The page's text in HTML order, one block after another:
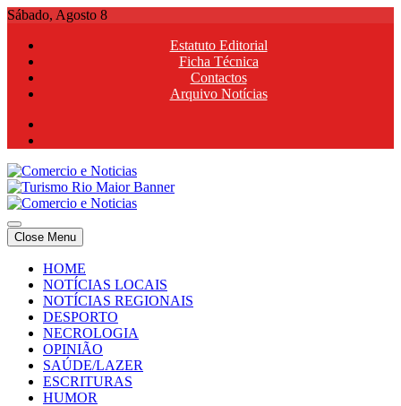
Skip
content
Sábado, Agosto 8
Estatuto Editorial
Ficha Técnica
Contactos
Arquivo Notícias
Comercio e Noticias
Notícias e Publicidade Online
Comercio e Noticias
Notícias e Publicidade Online
Close Menu
HOME
NOTÍCIAS LOCAIS
NOTÍCIAS REGIONAIS
DESPORTO
NECROLOGIA
OPINIÃO
SAÚDE/LAZER
ESCRITURAS
HUMOR